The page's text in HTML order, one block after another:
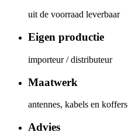
uit de voorraad leverbaar
Eigen productie
importeur / distributeur
Maatwerk
antennes, kabels en koffers
Advies